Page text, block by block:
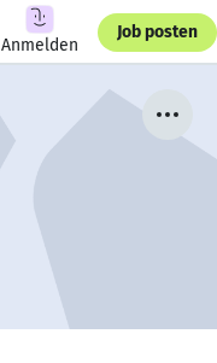
Anmelden
Job posten